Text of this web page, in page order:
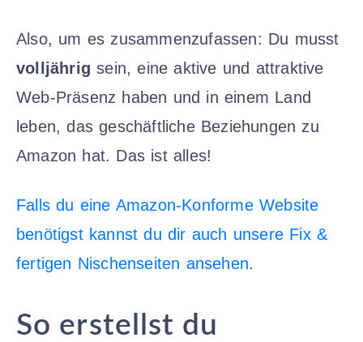
Also, um es zusammenzufassen: Du musst
volljährig sein, eine aktive und attraktive
Web-Präsenz haben und in einem Land
leben, das geschäftliche Beziehungen zu
Amazon hat. Das ist alles!
Falls du eine Amazon-Konforme Website
benötigst kannst du dir auch unsere Fix &
fertigen Nischenseiten ansehen.
So erstellst du